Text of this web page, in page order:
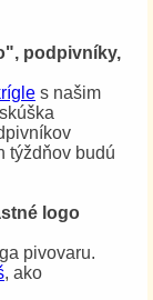
podpivníky,
s našim
týždňov budú
logo
pivovaru.
, ako